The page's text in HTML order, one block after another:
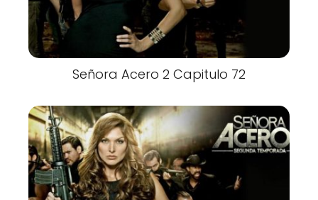
Señora Acero 2 Capitulo 72